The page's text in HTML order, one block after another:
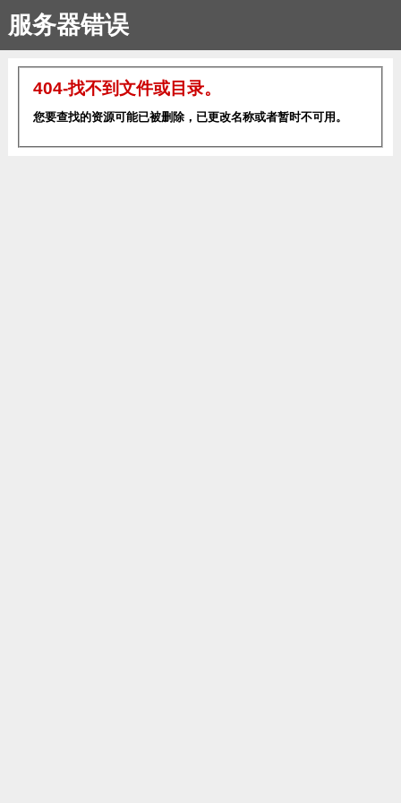
服务器错误
404-找不到文件或目录。
您要查找的资源可能已被删除，已更改名称或者暂时不可用。